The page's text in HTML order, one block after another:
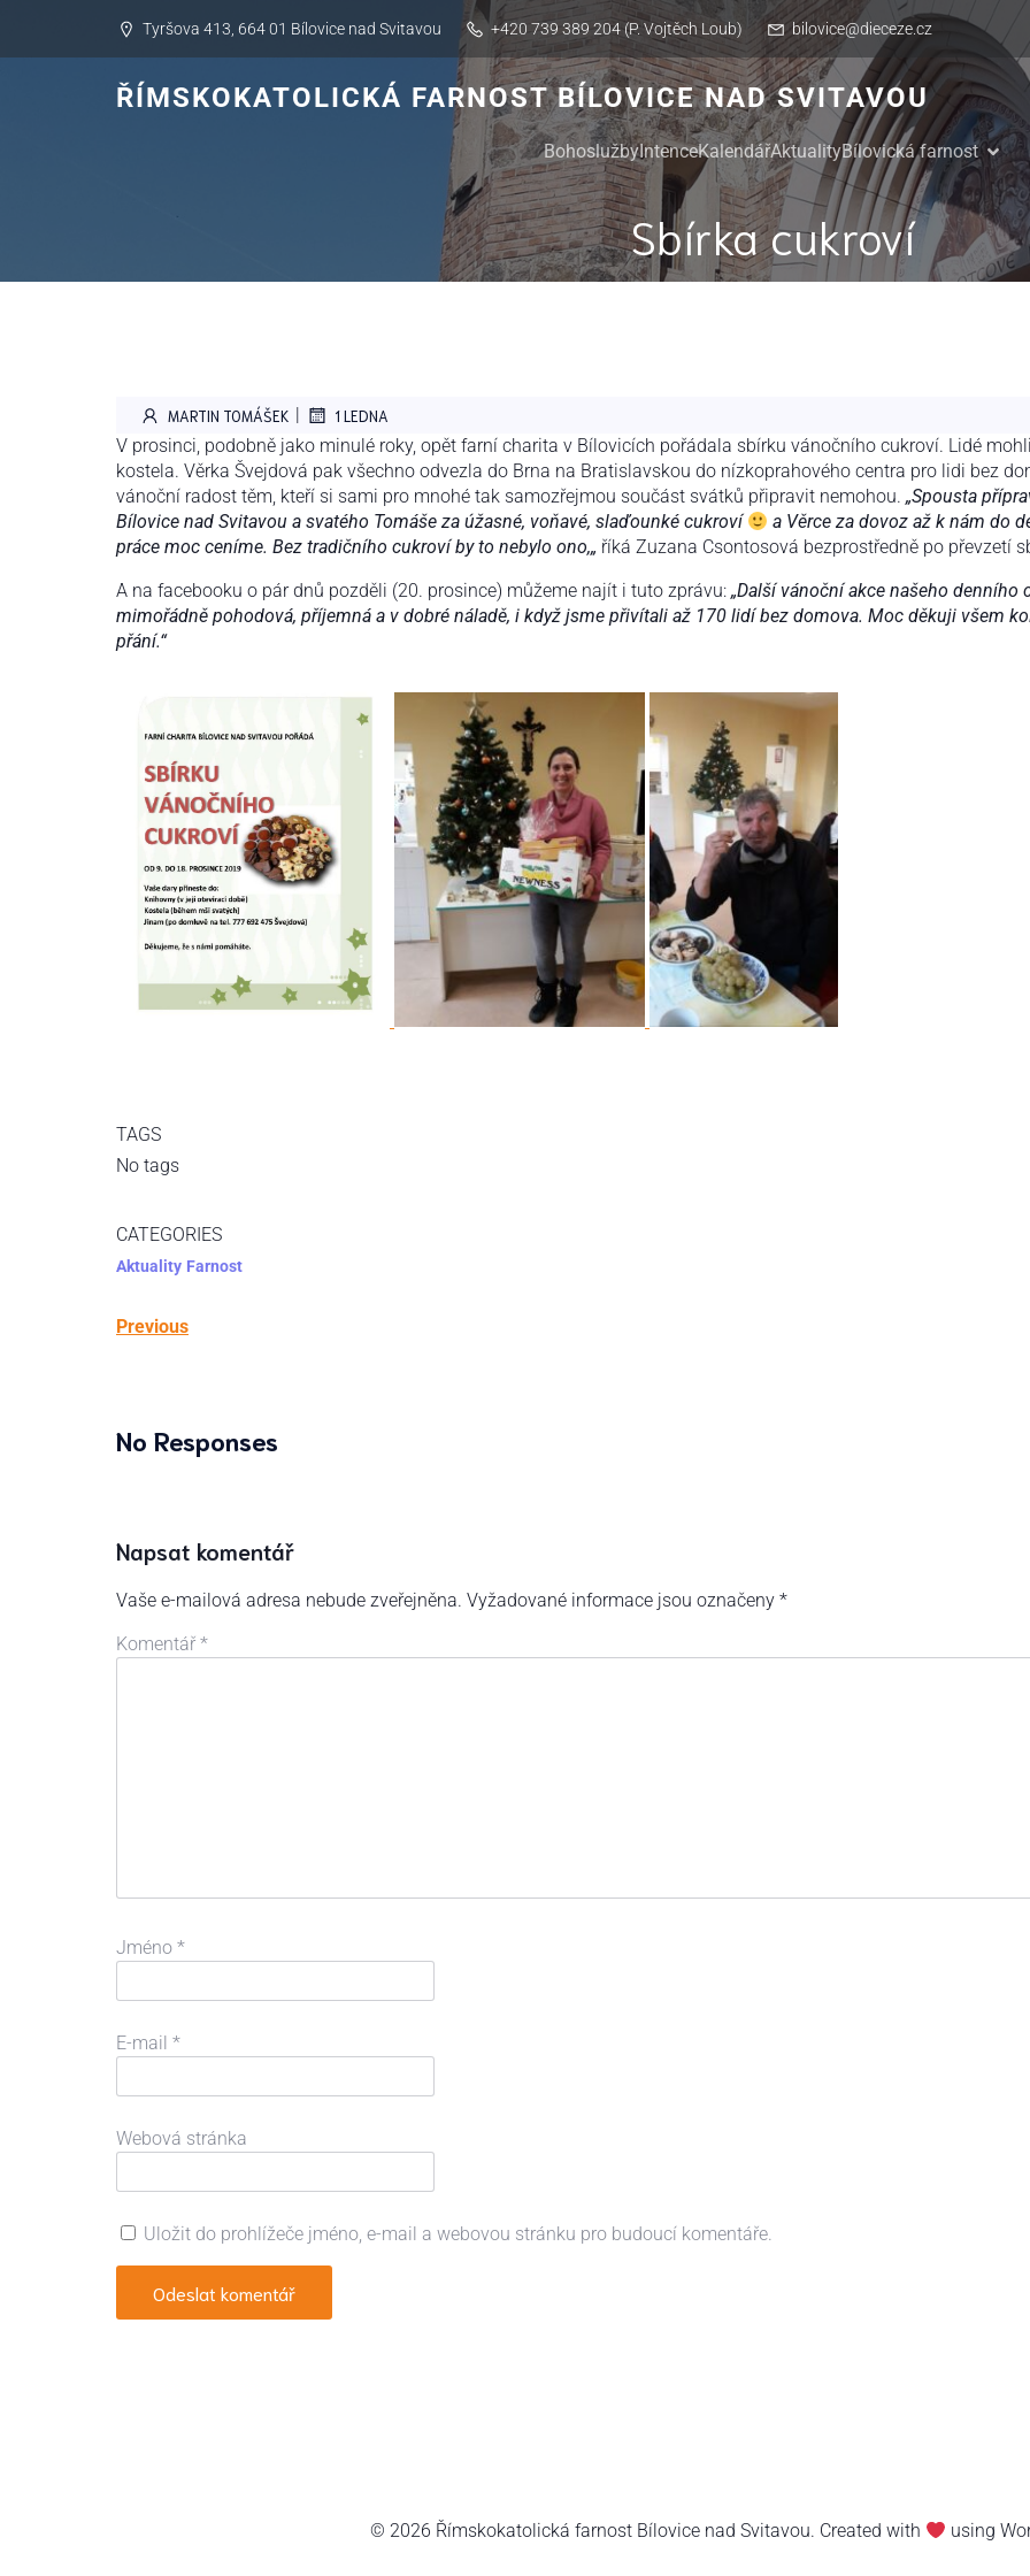
Tyršova 413, 664 01 Bílovice nad Svitavou +420 739 389 204 (P. Vojtěch Loub) bilovice@dieceze.cz
ŘÍMSKOKATOLICKÁ FARNOST BÍLOVICE NAD SVITAVOU
BohoslužbyIntenceKalendářAktualityBílovická farnost
Sbírka cukroví
MARTIN TOMÁŠEK | 1 LEDNA
V prosinci, podobně jako minulé roky, opět farní charita v Bílovicích pořádala sbírku vánočního cukroví. Lidé
kostela. Věrka Švejdová pak všechno odvezla do Brna na Bratislavskou do nízkoprahového centra pro lidi bez
vánoční radost těm, kteří si sami pro mnohé tak samozřejmou součást svátků připravit nemohou. „Spousta
Bílovice nad Svitavou a svatého Tomáše za úžasné, voňavé, slaďounké cukroví
a Věrce za dovoz až k nám do
práce moc ceníme. Bez tradičního cukroví by to nebylo ono,„ říká Zuzana Csontosová bezprostředně po převzetí
A na facebooku o pár dnů pozděli (20. prosince) můžeme najít i tuto zprávu: „Další vánoční akce našeho
mimořádně pohodová, příjemná a v dobré náladě, i když jsme přivítali až 170 lidí bez domova. Moc děkuji všem
přání.“
TAGS
No tags
CATEGORIES
Aktuality Farnost
Previous
No Responses
Napsat komentář
Vaše e-mailová adresa nebude zveřejněna. Vyžadované informace jsou označeny *
Komentář *
Jméno *
E-mail *
Webová stránka
Uložit do prohlížeče jméno, e-mail a webovou stránku pro budoucí komentáře.
© 2026 Římskokatolická farnost Bílovice nad Svitavou. Created with using